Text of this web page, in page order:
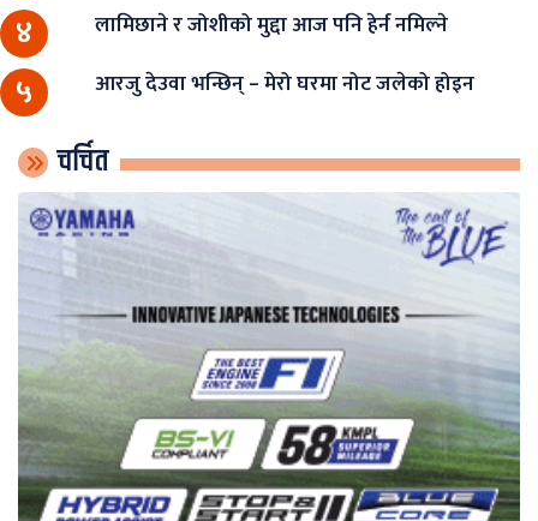
४ लामिछाने र जोशीको मुद्दा आज पनि हेर्न नमिल्ने
५ आरजु देउवा भन्छिन् – मेरो घरमा नोट जलेको होइन
चर्चित